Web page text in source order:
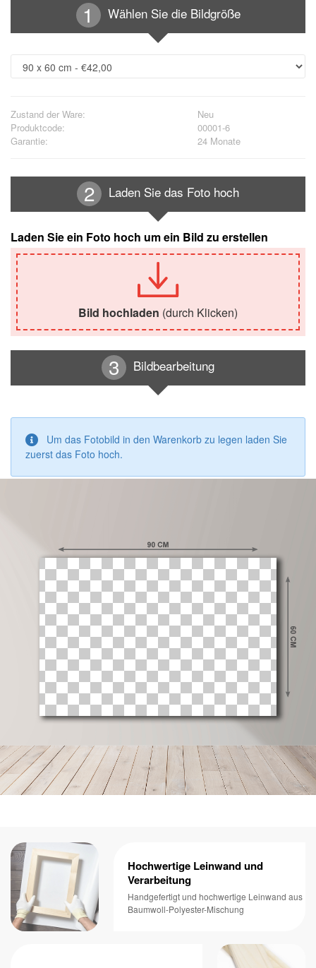
Wählen Sie die Bildgröße
Zustand der Ware:
Neu
Produktcode:
00001-6
Garantie:
24 Monate
Laden Sie das Foto hoch
Laden Sie ein Foto hoch um ein Bild zu erstellen
Bild hochladen (durch Klicken)
Bildbearbeitung
Um das Fotobild in den Warenkorb zu legen laden Sie
zuerst das Foto hoch.
Hochwertige Leinwand und
Verarbeitung
Handgefertigt und hochwertige Leinwand aus
Baumwoll-Polyester-Mischung